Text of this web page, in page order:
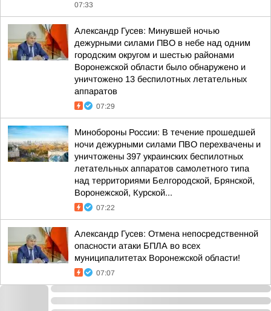
07:33
Александр Гусев: Минувшей ночью
дежурными силами ПВО в небе над одним
городским округом и шестью районами
Воронежской области было обнаружено и
уничтожено 13 беспилотных летательных
аппаратов
07:29
Минобороны России: В течение прошедшей
ночи дежурными силами ПВО перехвачены и
уничтожены 397 украинских беспилотных
летательных аппаратов самолетного типа
над территориями Белгородской, Брянской,
Воронежской, Курской...
07:22
Александр Гусев: Отмена непосредственной
опасности атаки БПЛА во всех
муниципалитетах Воронежской области!
07:07